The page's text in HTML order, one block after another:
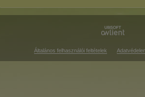
Általános felhasználói feltételek